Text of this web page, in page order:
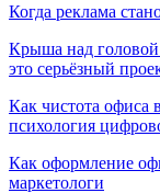
Когда реклама
Крыша над
это серьёзный
Как чистота офиса
психология
Как оформление
маркетологи